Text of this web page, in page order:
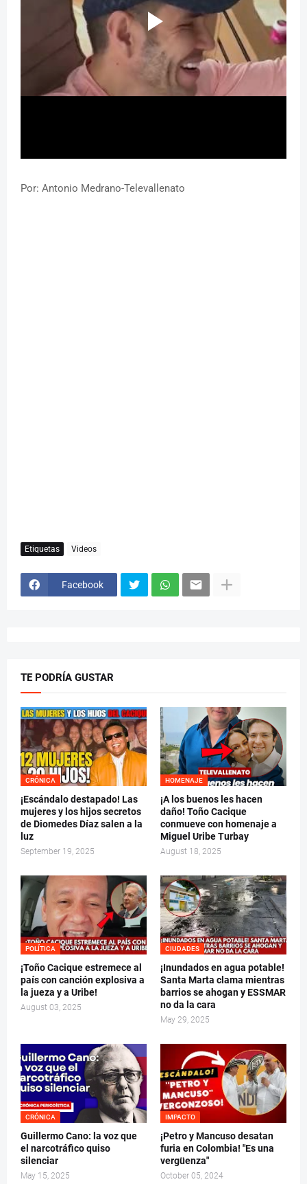
Por: Antonio Medrano-Televallenato
Etiquetas Videos
Facebook
TE PODRÍA GUSTAR
CRÓNICA
¡Escándalo destapado! Las
mujeres y los hijos secretos
de Diomedes Díaz salen a la
luz
September 19, 2025
HOMENAJE
¡A los buenos les hacen
daño! Toño Cacique
conmueve con homenaje a
Miguel Uribe Turbay
August 18, 2025
POLÍTICA
¡Toño Cacique estremece al
país con canción explosiva a
la jueza y a Uribe!
August 03, 2025
CIUDADES
¡Inundados en agua potable!
Santa Marta clama mientras
barrios se ahogan y ESSMAR
no da la cara
May 29, 2025
CRÓNICA
Guillermo Cano: la voz que
el narcotráfico quiso
silenciar
May 15, 2025
IMPACTO
¡Petro y Mancuso desatan
furia en Colombia! "Es una
vergüenza"
October 05, 2024